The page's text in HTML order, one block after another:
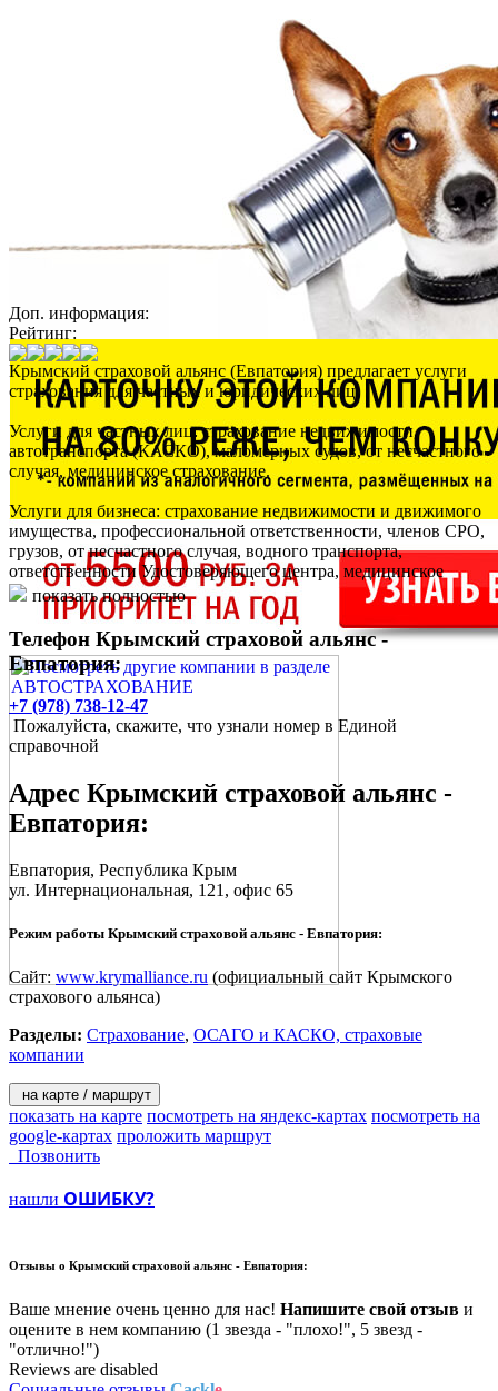
Доп. информация:
Рейтинг:
Крымский страховой альянс (Евпатория) предлагает услуги
страхования для частных и юридических лиц.
Услуги для частных лиц: страхование недвижимости,
автотранспорта (КАСКО), маломерных судов, от несчастного
случая, медицинское страхование.
Услуги для бизнеса: страхование недвижимости и движимого
имущества, профессиональной ответственности, членов СРО,
грузов, от несчастного случая, водного транспорта,
ответственности Удостоверяющего центра, медицинское
страхование.
показать полностью
Телефон Крымский страховой альянс -
Евпатория:
+7 (978) 738-12-47
Пожалуйста, скажите, что узнали номер в Единой
справочной
Адрес Крымский страховой альянс -
Евпатория:
Евпатория, Республика Крым
ул. Интернациональная, 121 , офис 65
Режим работы Крымский страховой альянс - Евпатория:
Сайт: www.krymalliance.ru (официальный сайт Крымского
страхового альянса)
Разделы: Страхование, ОСАГО и КАСКО, страховые
компании
на карте / маршрут
показать на карте посмотреть на яндекс-картах посмотреть на
google-картах проложить маршрут
Позвонить
нашли ОШИБКУ?
Отзывы о Крымский страховой альянс - Евпатория:
Ваше мнение очень ценно для нас! Напишите свой отзыв и
оцените в нем компанию (1 звезда - "плохо!", 5 звезд -
"отлично!")
Reviews are disabled